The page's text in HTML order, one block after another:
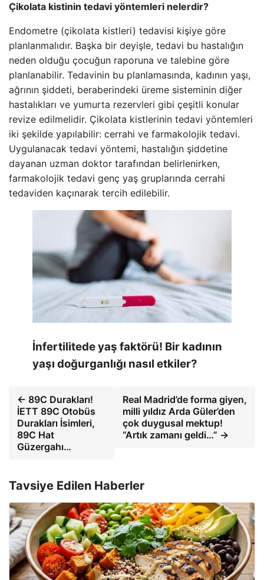
Çikolata kistinin tedavi yöntemleri nelerdir?
Endometre (çikolata kistleri) tedavisi kişiye göre
planlanmalıdır. Başka bir deyişle, tedavi bu hastalığın
neden olduğu çocuğun raporuna ve talebine göre
planlanabilir. Tedavinin bu planlamasında, kadının yaşı,
ağrının şiddeti, beraberindeki üreme sisteminin diğer
hastalıkları ve yumurta rezervleri gibi çeşitli konular
revize edilmelidir. Çikolata kistlerinin tedavi yöntemleri
iki şekilde yapılabilir: cerrahi ve farmakolojik tedavi.
Uygulanacak tedavi yöntemi, hastalığın şiddetine
dayanan uzman doktor tarafından belirlenirken,
farmakolojik tedavi genç yaş gruplarında cerrahi
tedaviden kaçınarak tercih edilebilir.
İnfertilitede yaş faktörü! Bir kadının
yaşı doğurganlığı nasıl etkiler?
← 89C Durakları!
İETT 89C Otobüs
Durakları İsimleri,
89C Hat
Güzergahı…
Real Madrid’de forma giyen,
milli yıldız Arda Güler’den
çok duygusal mektup!
“Artık zamanı geldi…” →
Tavsiye Edilen Haberler